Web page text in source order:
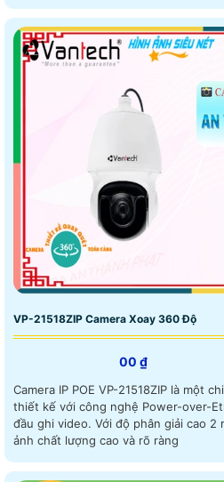
VP-21518ZIP Camera Xoay 360 Độ
00 ₫
Camera IP POE VP-21518ZIP là một
thiết kế với công nghệ Power-over-
đầu ghi video. Với độ phân giải cao 2 megapixel, nó cung cấp hình
ảnh chất lượng cao và rõ ràng